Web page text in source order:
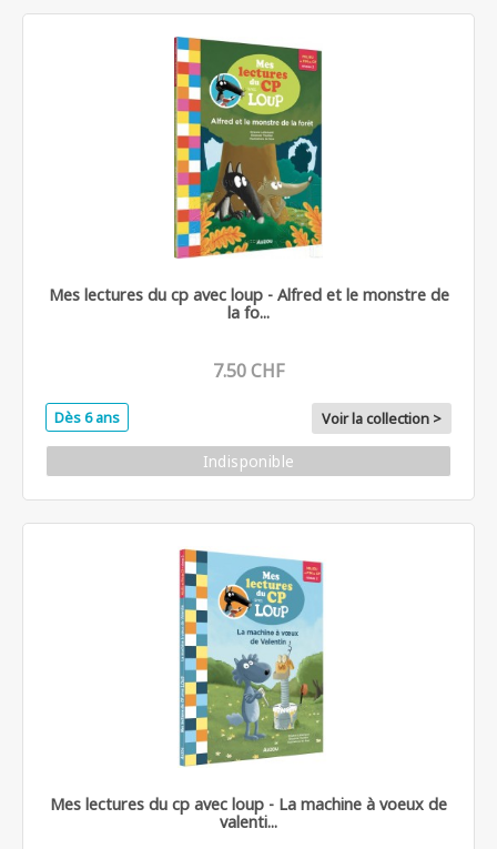
Mes lectures du cp avec loup - Alfred et le monstre de
la fo...
7.50 CHF
Dès 6 ans Voir la collection >
Indisponible
Mes lectures du cp avec loup - La machine à voeux de
valenti...